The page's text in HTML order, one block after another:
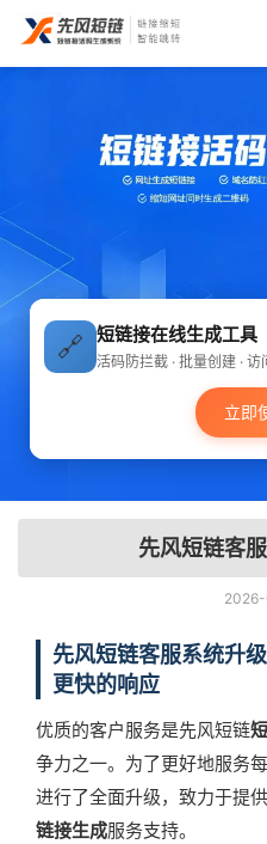
🔗 短链接在线生成工具
活码防拦截 · 批量创建 · 访
立即
先风短链客
先风短链客服系统升
更快的响应
优质的客户服务是先风短链
争力之一。为了更好地服务
进行了全面升级，致力于提
链接生成服务支持。